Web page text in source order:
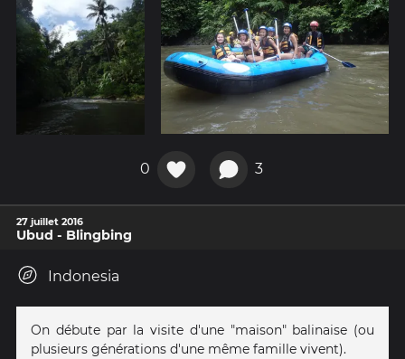
0 3
27 juillet 2016
Ubud - Blingbing
Indonesia
On débute par la visite d'une "maison" balinaise (ou
plusieurs générations d'une même famille vivent).